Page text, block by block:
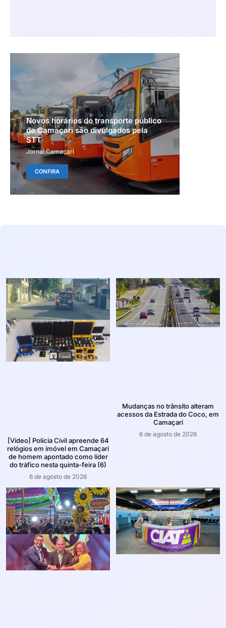
Novos horários do transporte público
de Camaçari são divulgados pela
STT
Jornal Camaçari
CONFIRA
[Vídeo] Polícia Civil apreende 64
relógios em imóvel em Camaçari
de homem apontado como líder
do tráfico nesta quinta-feira (6)
6 de agosto de 2026
Mudanças no trânsito alteram
acessos da Estrada do Coco, em
Camaçari
6 de agosto de 2026